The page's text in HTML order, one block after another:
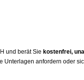
und berät Sie kostenfrei,
Unterlagen anfordern oder